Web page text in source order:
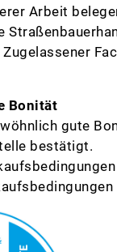
Arbeit
Bonität
gute
bestätigt.